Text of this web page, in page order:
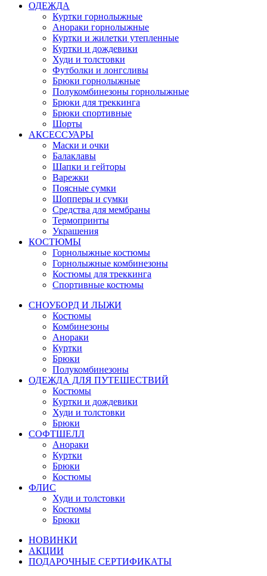
ОДЕЖДА
Куртки горнолыжные
Анораки горнолыжные
Куртки и жилетки утепленные
Куртки и дождевики
Худи и толстовки
Футболки и лонгсливы
Брюки горнолыжные
Полукомбинезоны горнолыжные
Брюки для треккинга
Брюки спортивные
Шорты
АКСЕССУАРЫ
Маски и очки
Балаклавы
Шапки и гейторы
Варежки
Поясные сумки
Шопперы и сумки
Средства для мембраны
Термопринты
Украшения
КОСТЮМЫ
Горнолыжные костюмы
Горнолыжные комбинезоны
Костюмы для треккинга
Спортивные костюмы
СНОУБОРД И ЛЫЖИ
Костюмы
Комбинезоны
Анораки
Куртки
Брюки
Полукомбинезоны
ОДЕЖДА ДЛЯ ПУТЕШЕСТВИЙ
Костюмы
Куртки и дождевики
Худи и толстовки
Брюки
СОФТШЕЛЛ
Анораки
Куртки
Брюки
Костюмы
ФЛИС
Худи и толстовки
Костюмы
Брюки
НОВИНКИ
АКЦИИ
ПОДАРОЧНЫЕ СЕРТИФИКАТЫ